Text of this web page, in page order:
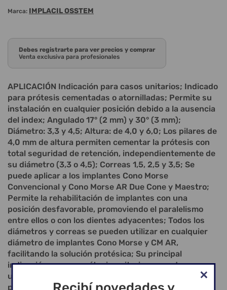
Marca: IMPLACIL OSSTEM
Debes registrarte para ver precios y comprar
Venta exclusiva para profesionales
APLICACIÓN Indicación para casos unitarios; Indicado
para prótesis cementadas o atornilladas; Permite su
instalación en cualquier posición debido a la ausencia
del index; Angulado 17° (2 mm) y 30° (3 mm);
Diámetro: 3,3 y 4,5; Altura: de 4,0 y 6,0; Los pilares de
4,0 mm de altura permiten cementar la prótesis con
total seguridad de retención, independientemente de
su diámetro (3,3 o 4,5); Correas 1,5, 2,5 y 3,5; Se
puede aplicar a los implantes Cono Morse
Convencional y Cono Morse AR Due Cone y Maestro;
Permite la rehabilitación de implantes con una
posición desfavorable, promoviendo el paralelismo
entre ellos o con los dientes adyacentes; Todos los
diámetros y correas se pueden utilizar en cualquier
diámetro de implantes Cono Morse y CM AR,
facilitando la solución protésica; Su principal
indicación es para prótesis unitarias y puede
utilizarse para prótesis múltiples; En casos de
prótesis múltiples, se requiere paralelismo; Dispone